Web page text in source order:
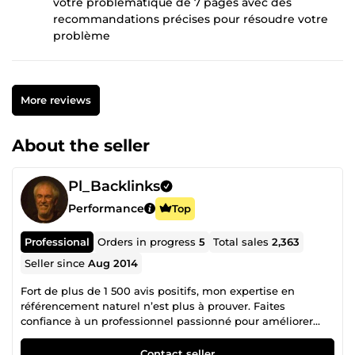
recommandations précises pour résoudre votre
problème
More reviews
About the seller
Pl_Backlinks
Performance Top
Professional Orders in progress5 Total sales2,363
Seller sinceAug 2014
Fort de plus de 1 500 avis positifs, mon expertise en
référencement naturel n’est plus à prouver. Faites
confiance à un professionnel passionné pour améliorer
votre visibilité et attirer un trafic qualifié sur vos
plateformes en ligne. Mon expérience dans le numérique